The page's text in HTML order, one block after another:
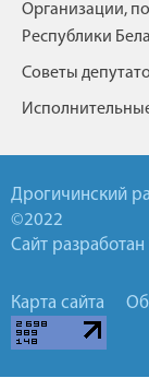
Организации,
Республики
Советы
Дрогичинский
©2022
Сайт
Карта сайта